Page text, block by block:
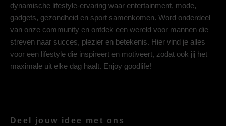
dynamische lifestyle-ervaring waar entertainment, mode,
gadgets, gezondheid en sport samenkomen. Word onderdeel
van onze community en ontdek een wereld voor mannen die
streven naar succes, plezier en betekenis. Hier vind je alles
voor een lifestyle die inspireert en motiveert, zodat ook jij het
maximale uit elke dag haalt. Enjoy goodlife!
Deel jouw idee met ons